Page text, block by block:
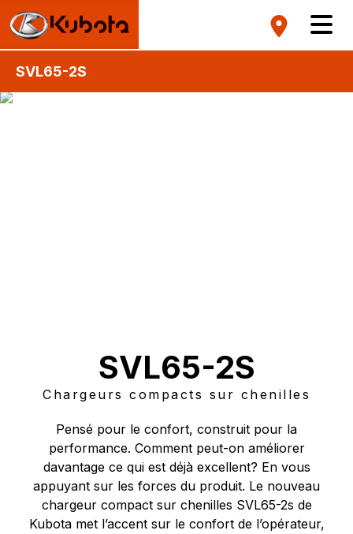
SVL65-2S
SVL65-2S
Chargeurs compacts sur chenilles
Pensé pour le confort, construit pour la
performance. Comment peut-on améliorer
davantage ce qui est déjà excellent? En vous
appuyant sur les forces du produit. Le nouveau
chargeur compact sur chenilles SVL65-2s de
Kubota met l’accent sur le confort de l’opérateur,